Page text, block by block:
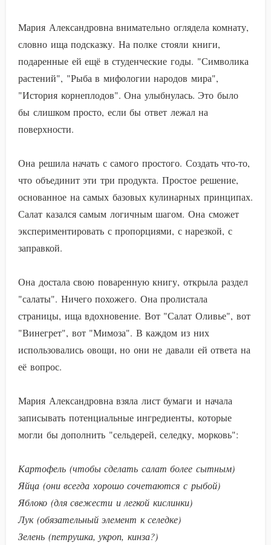
Мария Александровна внимательно оглядела комнату,
словно ища подсказку. На полке стояли книги,
подаренные ей ещё в студенческие годы. "Символика
растений", "Рыба в мифологии народов мира",
"История корнеплодов". Она улыбнулась. Это было
бы слишком просто, если бы ответ лежал на
поверхности.
Она решила начать с самого простого. Создать что-то,
что объединит эти три продукта. Простое решение,
основанное на самых базовых кулинарных принципах.
Салат казался самым логичным шагом. Она сможет
экспериментировать с пропорциями, с нарезкой, с
заправкой.
Она достала свою поваренную книгу, открыла раздел
"салаты". Ничего похожего. Она пролистала
страницы, ища вдохновение. Вот "Салат Оливье", вот
"Винегрет", вот "Мимоза". В каждом из них
использовались овощи, но они не давали ей ответа на
её вопрос.
Мария Александровна взяла лист бумаги и начала
записывать потенциальные ингредиенты, которые
могли бы дополнить "сельдерей, селедку, морковь":
Картофель (чтобы сделать салат более сытным)
Яйца (они всегда хорошо сочетаются с рыбой)
Яблоко (для свежести и легкой кислинки)
Лук (обязательный элемент к селедке)
Зелень (петрушка, укроп, кинза?)